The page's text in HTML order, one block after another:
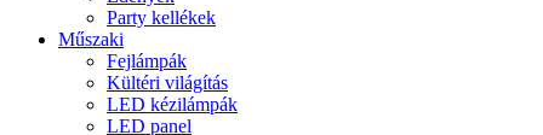
Party kellékek
Műszaki
Fejlámpák
Kültéri világítás
LED kézilámpák
LED panel